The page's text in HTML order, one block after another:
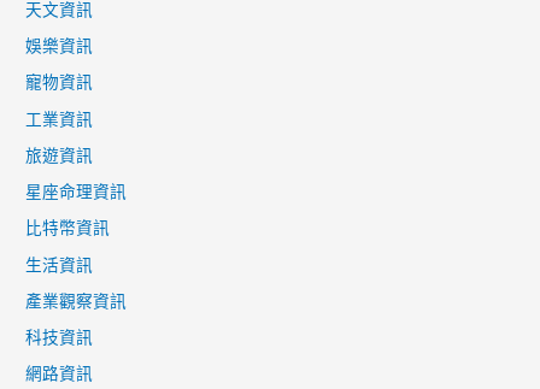
天文資訊
娛樂資訊
寵物資訊
工業資訊
旅遊資訊
星座命理資訊
比特幣資訊
生活資訊
產業觀察資訊
科技資訊
網路資訊